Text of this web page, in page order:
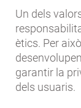
Un dels
ètics. Per
garantir la
dels usuaris.